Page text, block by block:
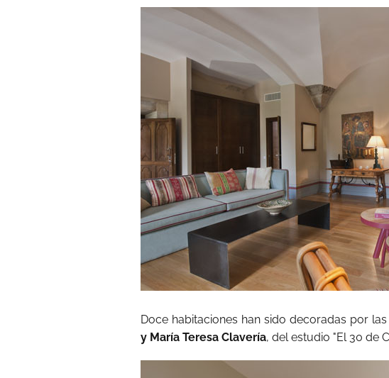
Doce habitaciones han sido decoradas por
y María Teresa Clavería, del estudio "El 30 de